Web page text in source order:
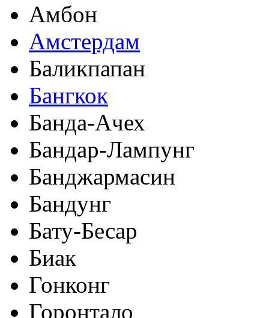
Амбон
Амстердам
Баликпапан
Бангкок
Банда-Ачех
Бандар-Лампунг
Банджармасин
Бандунг
Бату-Бесар
Биак
Гонконг
Горонтало